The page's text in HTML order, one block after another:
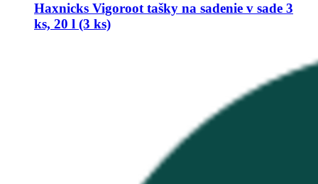
Haxnicks Vigoroot tašky na sadenie v sade 3
ks, 20 l (3 ks)